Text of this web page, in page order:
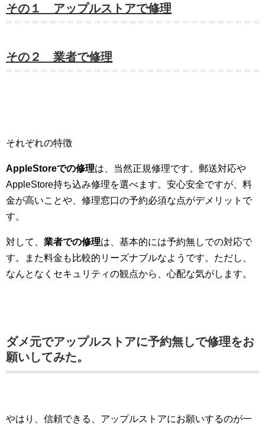
その１ アップルストアで修理
その２ 業者で修理
それぞれの特徴
AppleStoreでの修理は、当然正規修理です。郵送対応や
AppleStore持ち込み修理を選べます。安心安全ですが、料
金が高いことや、修理窓口の予約必須な点がデメリットで
す。
対して、 業者での修理は、基本的には予約無しでの対応で
す。また料金も比較的リーズナブルなようです。ただし、
なんとなくセキュリティの観点から、心配な気がします。
ダメ元でアップルストアに予約無しで修理をお
願いしてみた。
やはり、信頼できる、アップルストアにお願いするのが一